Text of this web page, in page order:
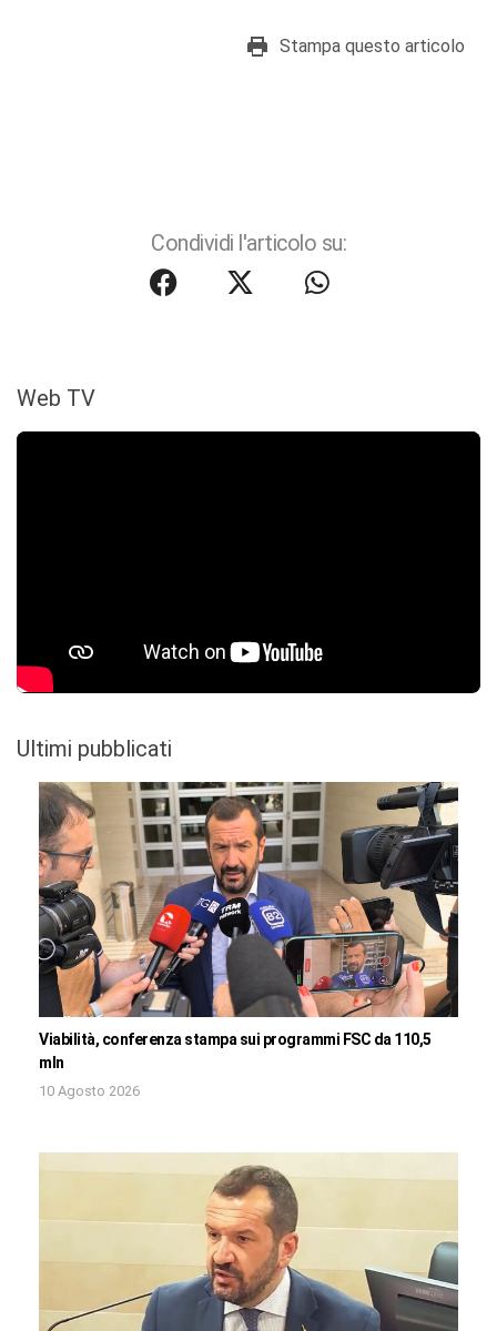
Stampa questo articolo
Condividi l'articolo su:
Web TV
Ultimi pubblicati
Viabilità, conferenza stampa sui programmi FSC da 110,5
mln
10 Agosto 2026